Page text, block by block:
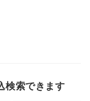
検索できます